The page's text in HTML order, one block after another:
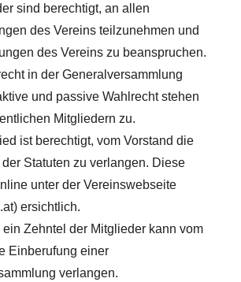
sind berechtigt, an allen
des Vereins teilzunehmen und
des Vereins zu beanspruchen.
in der Generalversammlung
und passive Wahlrecht stehen
Mitgliedern zu.
ist berechtigt, vom Vorstand die
Statuten zu verlangen. Diese
unter der Vereinswebseite
ersichtlich.
ein Zehntel der Mitglieder kann vom
Einberufung einer
verlangen.